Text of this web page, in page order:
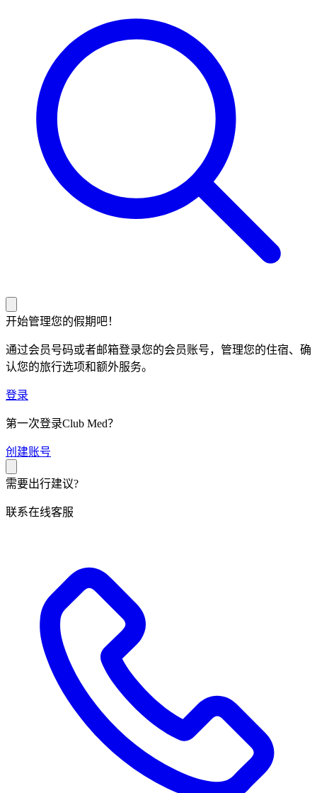
开始管理您的假期吧！
通过会员号码或者邮箱登录您的会员账号，管理您的住宿、确
认您的旅行选项和额外服务。
登录
第一次登录Club Med？
创 建账号
需要出行建议?
联系在线客服